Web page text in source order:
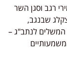
רגב וסגן השר
19.2.26) לאתר צקלג שבנגב,
לנתב"ג –